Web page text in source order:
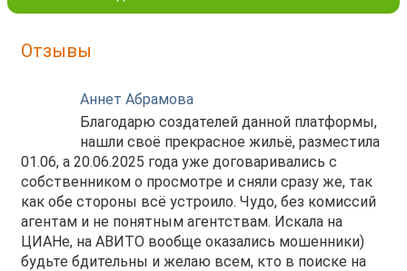
Отзывы
Аннет Абрамова
Благодарю создателей данной платформы,
нашли своё прекрасное жильё, разместила
01.06, а 20.06.2025 года уже договаривались с
собственником о просмотре и сняли сразу же, так
как обе стороны всё устроило. Чудо, без комиссий
агентам и не понятным агентствам. Искала на
ЦИАНе, на АВИТО вообще оказались мошенники)
будьте бдительны и желаю всем, кто в поиске на